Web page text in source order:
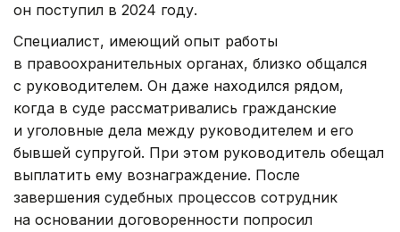
он поступил в 2024 году.
Специалист, имеющий опыт работы
в правоохранительных органах, близко общался
с руководителем. Он даже находился рядом,
когда в суде рассматривались гражданские
и уголовные дела между руководителем и его
бывшей супругой. При этом руководитель обещал
выплатить ему вознаграждение. После
завершения судебных процессов сотрудник
на основании договоренности попросил